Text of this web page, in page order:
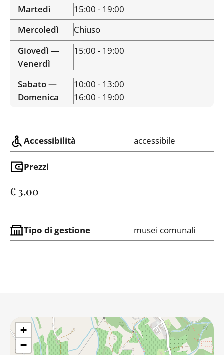
Martedì
15:00 - 19:00
Mercoledì
Chiuso
Giovedì —
Venerdì
15:00 - 19:00
Sabato —
Domenica
10:00 - 13:00
16:00 - 19:00
Accessibilità accessibile
Prezzi
€ 3.00
Tipo di gestione musei comunali
+
−